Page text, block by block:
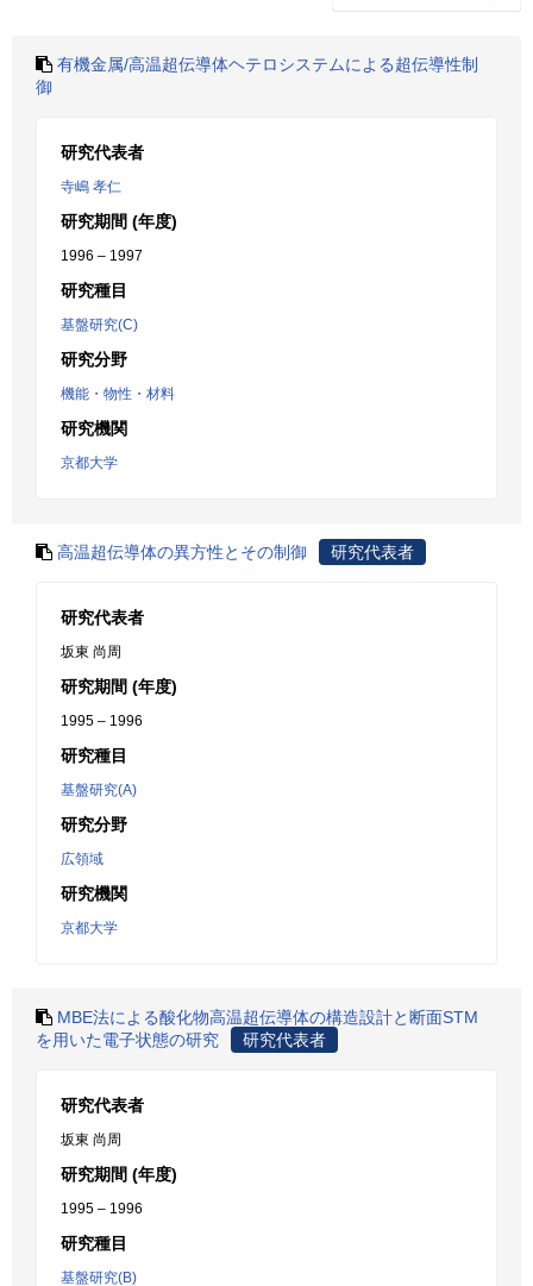
有機金属/高温超伝導体ヘテロシステムによる超伝導性制
御
研究代表者
寺嶋 孝仁
研究期間 (年度)
1996 – 1997
研究種目
基盤研究(C)
研究分野
機能・物性・材料
研究機関
京都大学
高温超伝導体の異方性とその制御 研究代表者
研究代表者
坂東 尚周
研究期間 (年度)
1995 – 1996
研究種目
基盤研究(A)
研究分野
広領域
研究機関
京都大学
MBE法による酸化物高温超伝導体の構造設計と断面STM
を用いた電子状態の研究
研究代表者
研究代表者
坂東 尚周
研究期間 (年度)
1995 – 1996
研究種目
基盤研究(B)